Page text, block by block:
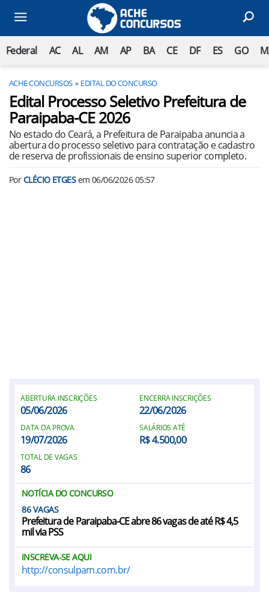
Federal AC AL AM AP BA CE DF ES GO
ACHE CONCURSOS EDITAL DO CONCURSO
Edital Processo Seletivo Prefeitura de
Paraipaba-CE 2026
No estado do Ceará, a Prefeitura de Paraipaba anuncia a
abertura do processo seletivo para contratação e cadastro
de reserva de profissionais de ensino superior completo.
PorCLÉCIO ETGESem 06/06/2026 05:57
ABERTURA INSCRIÇÕES
05/06/2026
ENCERRA INSCRIÇÕES
22/06/2026
DATA DA PROVA
19/07/2026
SALÁRIOS ATÉ
R$ 4.500,00
TOTAL DE VAGAS
86
NOTÍCIA DO CONCURSO
86
Prefeitura de Paraipaba-CE abre 86 vagas de até R$ 4,5
mil via PSS
INSCREVA-SE AQUI
http://consulpam.com.br/